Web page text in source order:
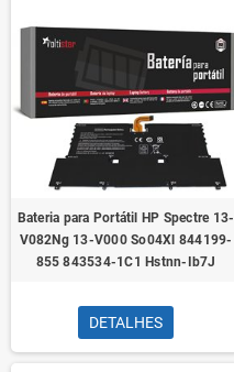
Bateria para Portátil HP Spectre 13-
V082Ng 13-V000 So04Xl 844199-
855 843534-1C1 Hstnn-Ib7J
DETALHES